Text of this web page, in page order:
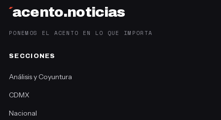
´acento.noticias
PONEMOS EL ACENTO EN LO QUE IMPORTA
SECCIONES
Análisis y Coyuntura
CDMX
Nacional